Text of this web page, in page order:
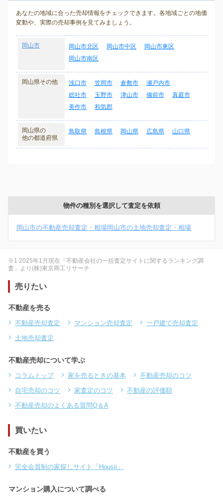
あなたの地域に合った売却情報をチェックできます。各地域ごとの地価
変動や、実際の売却事例を見てみましょう。
岡山市 岡山市北区 岡山市中区
岡山市東区
岡山市南区
岡山県その他 浅口市 笠岡市 倉敷市
瀬戸内市
総社市
玉野市 津山市 備前市
真庭市
美作市
和気郡
岡山県の
他の都道府県
鳥取県 島根県 岡山県 広島県 山口県
物件の種別を選択して査定を依頼
岡山市の不動産売却査定・相場岡山市の土地売却査定・相場
※1 2025年1月現在「不動産会社の一括査定サイトに関するランキング調
査」より(株)東京商工リサーチ
売りたい
不動産を売る
不動産売却査定 マンション売却査定
一戸建て売却査定
土地売却査定
不動産売却について学ぶ
コラムトップ 家を売るときの基本
不動産売却のコツ
自宅売却のコツ
家査定のコツ
不動産の評価額
不動産売却のよくある質問Q＆A
買いたい
不動産を買う
完全会員制の家探しサイト「Housii」
マンション購入について調べる